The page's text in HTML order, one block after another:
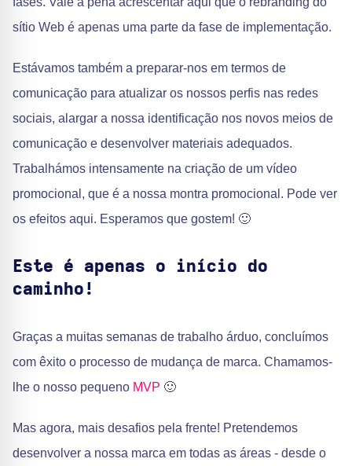
sítio Web é apenas uma parte da fase de implementação.
Estávamos também a preparar-nos em termos de
comunicação para atualizar os nossos perfis nas redes
sociais, alargar a nossa identificação nos novos meios de
comunicação e desenvolver materiais adequados.
Trabalhámos intensamente na criação de um vídeo
promocional, que é a nossa montra promocional. Pode ver
os efeitos aqui. Esperamos que gostem! 🙂
Este é apenas o início do
caminho!
Graças a muitas semanas de trabalho árduo, concluímos
com êxito o processo de mudança de marca. Chamamos-
lhe o nosso pequeno MVP 🙂
Mas agora, mais desafios pela frente! Pretendemos
desenvolver a nossa marca em todas as áreas - desde o